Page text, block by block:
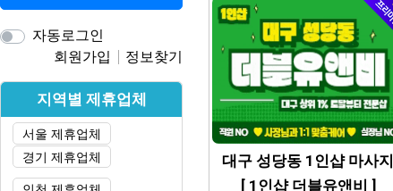
대구 성당동 1인샵 마사지
[ 1인샵 더블유앤비 ]
자동로그인
회원가입
정보찾기
지역별 제휴업체
서울 제휴업체
경기 제휴업체